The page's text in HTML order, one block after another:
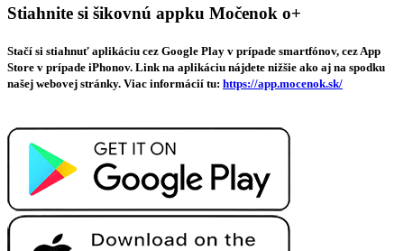
Stiahnite si šikovnú appku Močenok o+
Stačí si stiahnuť aplikáciu cez Google Play v prípade smartfónov, cez App
Store v prípade iPhonov. Link na aplikáciu nájdete nižšie ako aj na spodku
našej webovej stránky. Viac informácií tu: https://app.mocenok.sk/